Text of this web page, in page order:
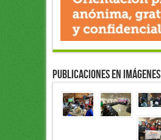
Publicaciones en Imágenes